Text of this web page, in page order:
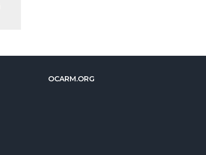
OCARM.ORG